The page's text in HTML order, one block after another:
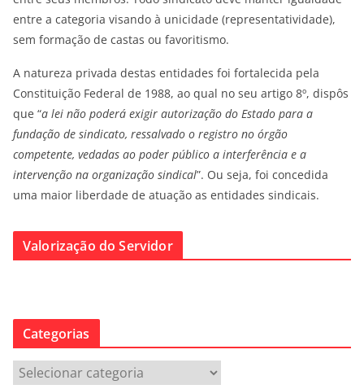
entre a categoria visando à unicidade (representatividade),
sem formação de castas ou favoritismo.
A natureza privada destas entidades foi fortalecida pela
Constituição Federal de 1988, ao qual no seu artigo 8º, dispôs
que “a lei não poderá exigir autorização do Estado para a
fundação de sindicato, ressalvado o registro no órgão
competente, vedadas ao poder público a interferência e a
intervenção na organização sindical”. Ou seja, foi concedida
uma maior liberdade de atuação as entidades sindicais.
Valorização do Servidor
Categorias